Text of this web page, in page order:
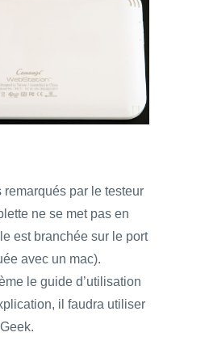
remarqués par le testeur
ne se met pas en
est branchée sur le port
avec un mac).
le guide d’utilisation
il faudra utiliser